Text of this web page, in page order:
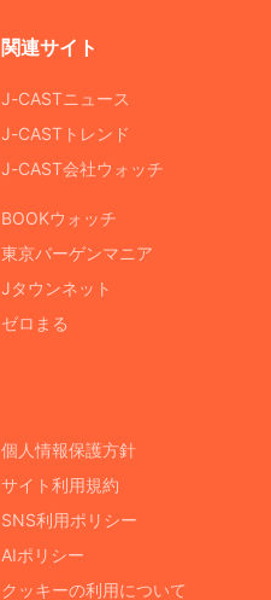
関連サイト
J-CASTニュース
J-CASTトレンド
J-CAST会社ウォッチ
BOOKウォッチ
東京バーゲンマニア
Jタウンネット
ゼロまる
個人情報保護方針
サイト利用規約
SNS利用ポリシー
AIポリシー
クッキーの利用について